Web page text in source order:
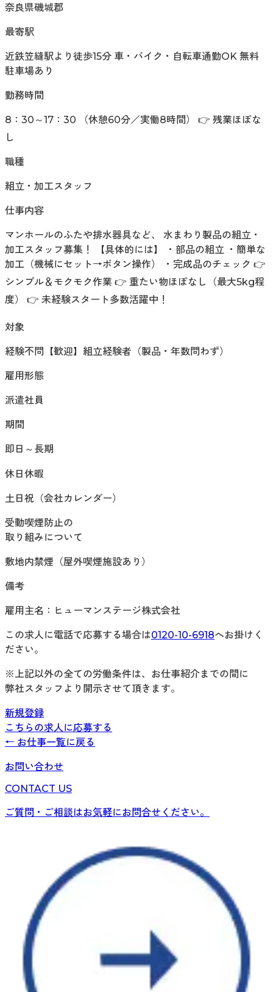
奈良県磯城郡
最寄駅
近鉄笠縫駅より徒歩15分 車・バイク・自転車通勤OK 無料
駐車場あり
勤務時間
8：30～17：30 （休憩60分／実働8時間） 👉 残業ほぼな
し
職種
組立・加工スタッフ
仕事内容
マンホールのふたや排水器具など、 水まわり製品の組立・
加工スタッフ募集！ 【具体的には】 ・部品の組立 ・簡単な
加工（機械にセット→ボタン操作） ・完成品のチェック 👉
シンプル＆モクモク作業 👉 重たい物ほぼなし（最大5kg程
度） 👉 未経験スタート多数活躍中！
対象
経験不問【歓迎】組立経験者（製品・年数問わず）
雇用形態
派遣社員
期間
即日～長期
休日休暇
土日祝（会社カレンダー）
受動喫煙防止の
取り組みについて
敷地内禁煙（屋外喫煙施設あり）
備考
雇用主名：ヒューマンステージ株式会社
この求人に電話で応募する場合は0120-10-6918へお掛けく
ださい。
※上記以外の全ての労働条件は、お仕事紹介までの間に
弊社スタッフより開示させて頂きます。
新規登録
こちらの求人に応募する
← お仕事一覧に戻る
お問い合わせ
CONTACT US
ご質問・ご相談はお気軽にお問合せください。